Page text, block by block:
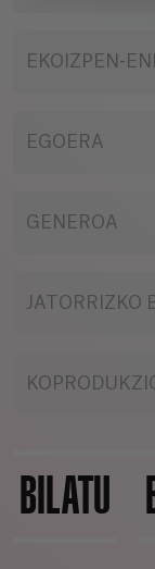
EKOIZPEN-
EGOERA
GENEROA
JATORRIZKO
BILATU